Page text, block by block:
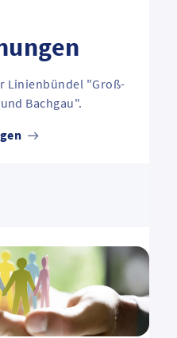
Linienbündel "Groß-
Bachgau".